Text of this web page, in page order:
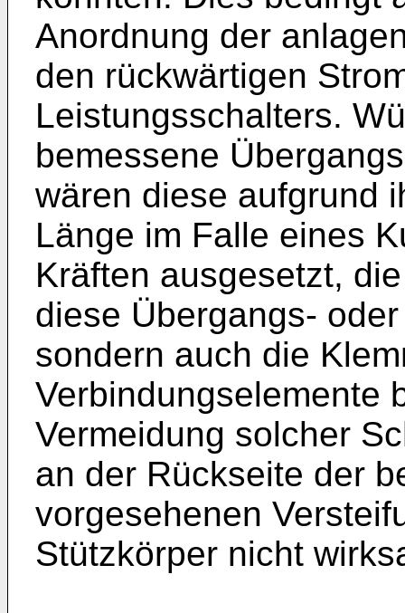
Anordnung der
den rückwärtigen
Leistungsschalters.
bemessene
wären diese aufgrund
Länge im Falle eines
Kräften ausgesetzt,
diese Übergangs-
sondern auch die
Verbindungselemente
Vermeidung solcher
an der Rückseite der
vorgesehenen
Stützkörper nicht